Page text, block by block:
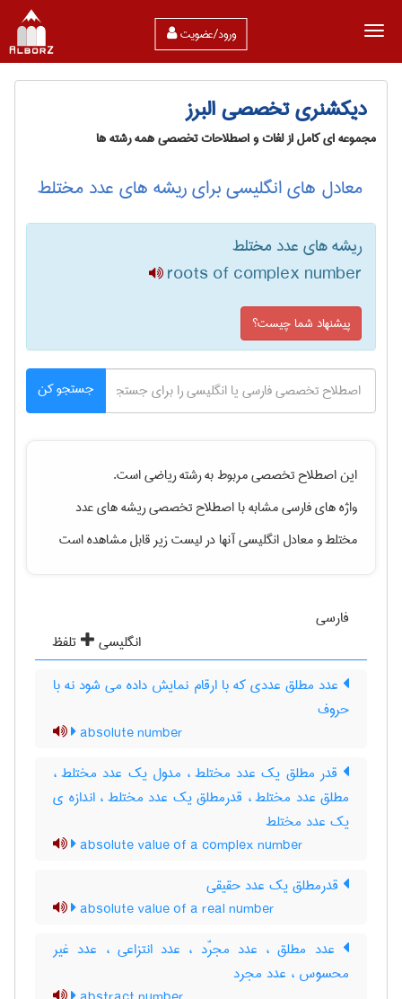
ورود/عضویت
دیکشنری تخصصی البرز
مجموعه ای کامل از لغات و اصطلاحات تخصصی همه رشته ها
معادل های انگلیسی برای ریشه های عدد مختلط
ریشه های عدد مختلط
roots of complex number
پیشنهاد شما چیست؟
جستجو کن
این اصطلاح تخصصی مربوط به رشتهرياضیاست.
واژه های فارسی مشابه با اصطلاح تخصصیریشه های عدد
مختلطو معادل انگلیسی آنها در لیست زیر قابل مشاهده است
فارسی
انگلیسی
تلفظ
عدد مطلق عددی که با ارقام نمایش داده می شود نه با
حروف
absolute number
قدر مطلق یک عدد مختلط ، مدول یک عدد مختلط ،
مطلق عدد مختلط ، قدرمطلق یک عدد مختلط ، اندازه ی
یک عدد مختلط
absolute value of a complex number
قدرمطلق یک عدد حقیقی
absolute value of a real number
عدد مطلق ، عدد مجرّد ، عدد انتزاعی ، عدد غیر
محسوس ، عدد مجرد